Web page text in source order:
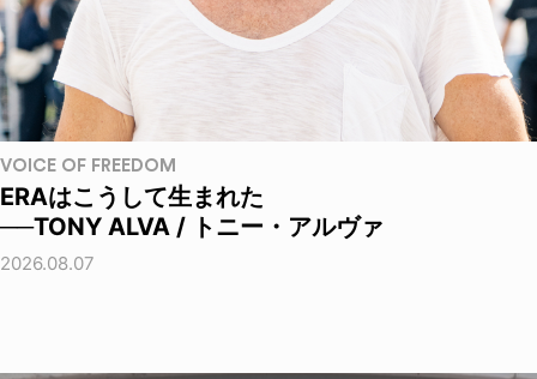
VOICE OF FREEDOM
ERAはこうして生まれた
──TONY ALVA / トニー・アルヴァ
2026.08.07